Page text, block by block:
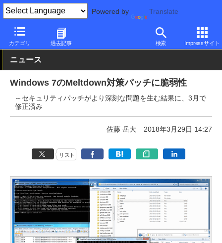
Powered by Translate
カテゴリ 過去記事 検索 Impressサイト
PC Watch ソフトウェア/アプリ 不具合
ニュース
Windows 7のMeltdown対策パッチに脆弱性
～セキュリティパッチがより深刻な問題を生む結果に、3月で
修正済み
佐藤 岳大 2018年3月29日 14:27
リスト